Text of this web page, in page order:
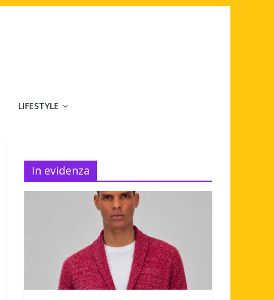
LIFESTYLE
In evidenza